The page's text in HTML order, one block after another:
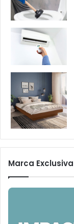
Marca Exclusiva